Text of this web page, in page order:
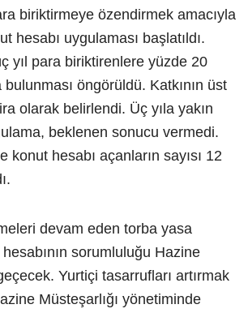
biriktirmeye özendirmek amacıyla
hesabı uygulaması başlatıldı.
yıl para biriktirenlere yüzde 20
bulunması öngörüldü. Katkının üst
olarak belirlendi. Üç yıla yakın
beklenen sonucu vermedi.
konut hesabı açanların sayısı 12
devam eden torba yasa
hesabının sorumluluğu Hazine
Yurtiçi tasarrufları artırmak
Müsteşarlığı yönetiminde